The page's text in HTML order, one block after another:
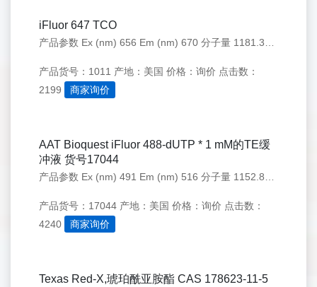
iFluor 647 TCO
产品货号：1011 产地：美国 价格：询价 点击数：
2199
商家询价
AAT Bioquest iFluor 488-dUTP * 1 mM的TE缓
冲液 货号17044
产品货号：17044 产地：美国 价格：询价 点击数：
4240
商家询价
Texas Red-X,琥珀酰亚胺酯 CAS 178623-11-5